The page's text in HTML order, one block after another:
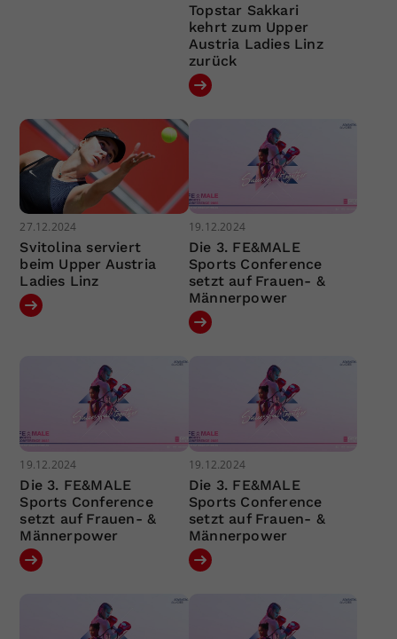
Topstar Sakkari
kehrt zum Upper
Austria Ladies Linz
zurück
27.12.2024
Svitolina serviert
beim Upper Austria
Ladies Linz
19.12.2024
Die 3. FE&MALE
Sports Conference
setzt auf Frauen- &
Männerpower
19.12.2024
Die 3. FE&MALE
Sports Conference
setzt auf Frauen- &
Männerpower
19.12.2024
Die 3. FE&MALE
Sports Conference
setzt auf Frauen- &
Männerpower